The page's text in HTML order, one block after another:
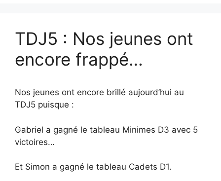
TDJ5 : Nos jeunes ont
encore frappé…
Nos jeunes ont encore brillé aujourd’hui au
TDJ5 puisque :
Gabriel a gagné le tableau Minimes D3 avec 5
victoires…
Et Simon a gagné le tableau Cadets D1.